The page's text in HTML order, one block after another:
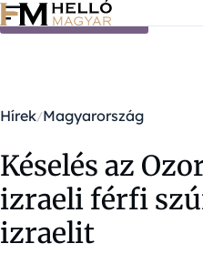
Ugrás a tartalomra
Hírek Magyarország
Késelés az
izraeli férfi
izraelit